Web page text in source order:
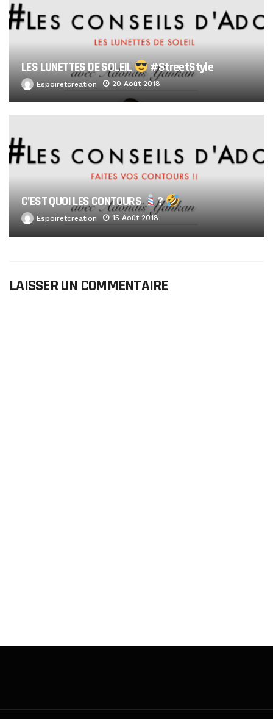
LES LUNETTES DE SOLEIL #StreetStyle
Espoiretcreation 20 Août 2018
C’EST QUOI LES CONTOURS ?
Espoiretcreation 15 Août 2018
LAISSER UN COMMENTAIRE